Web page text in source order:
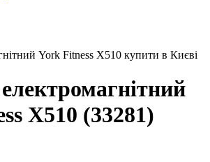
York Fitness X510 купити в Києві
X510 (33281)